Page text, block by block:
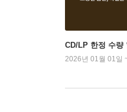
CD/LP 한정 수량
2026년 01월 01일